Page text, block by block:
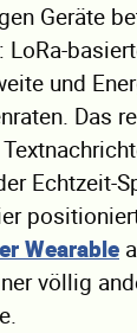
Geräte
LoRa-
und
Das
Echtzeit-
Wearable
völlig